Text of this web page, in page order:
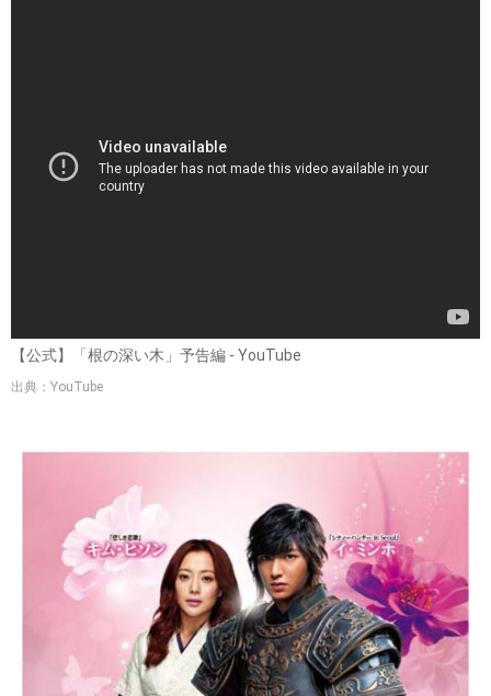
【公式】「根の深い木」予告編 - YouTube
出典：YouTube